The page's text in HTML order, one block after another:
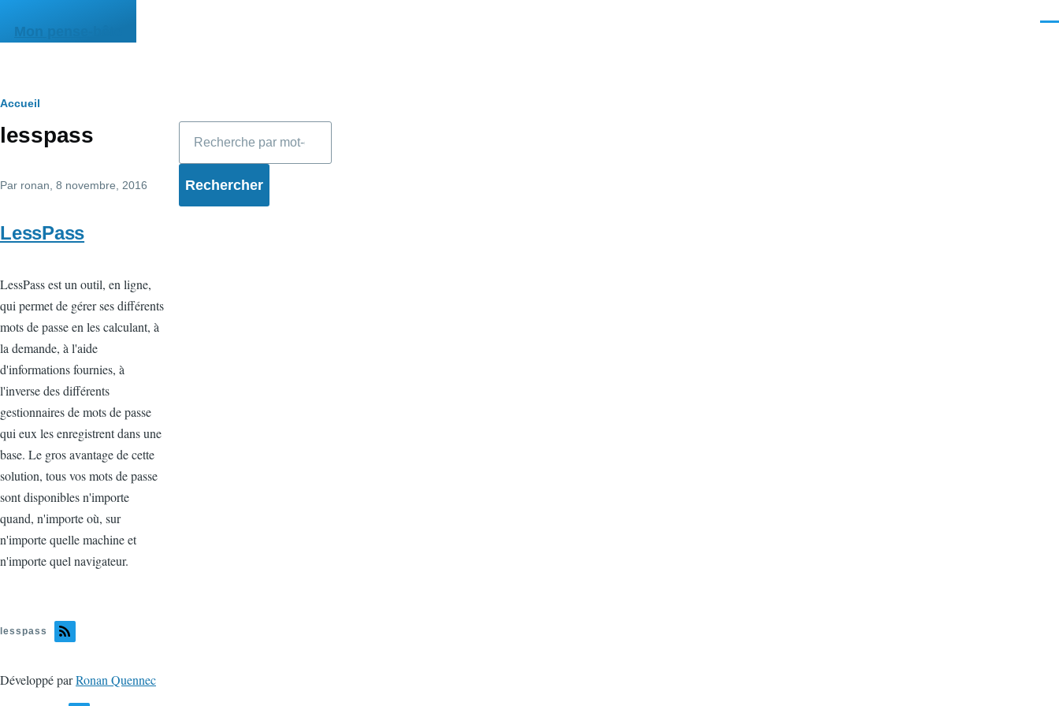
Mon pense-bête
Fil
d'Ariane
Accueil
lesspass
Par ronan , 8 novembre, 2016
LessPass
LessPass est un outil, en ligne,
qui permet de gérer ses différents
mots de passe en les calculant, à
la demande, à l'aide
d'informations fournies, à
l'inverse des différents
gestionnaires de mots de passe
qui eux les enregistrent dans une
base. Le gros avantage de cette
solution, tous vos mots de passe
sont disponibles n'importe
quand, n'importe où, sur
n'importe quelle machine et
n'importe quel navigateur.
lesspass
Développé parRonan Quennec